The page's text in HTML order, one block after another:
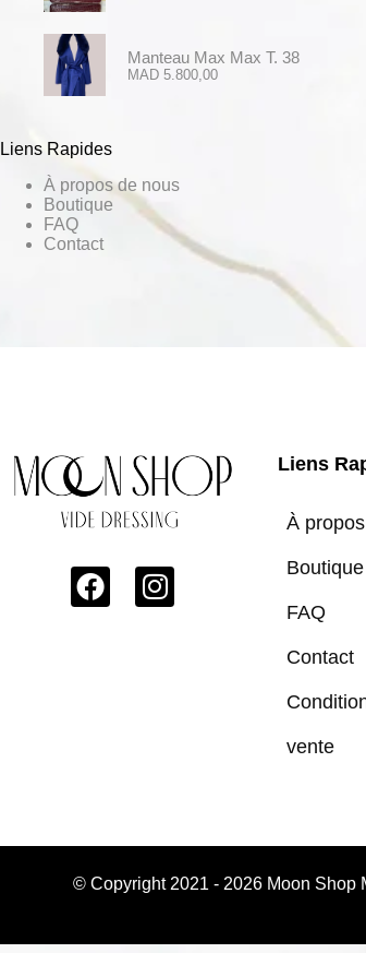
Manteau Max Max T. 38
MAD 5.800,00
Liens Rapides
À propos de nous
Boutique
FAQ
Contact
Liens
À propos
Boutique
FAQ
Contact
vente
© Copyright 2021 - 2026 Moon Shop